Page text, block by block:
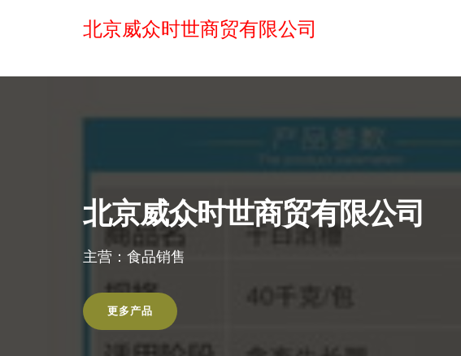
北京威众时世商贸有限公司
北京威众时世商贸有限公司
主营：食品销售
更多产品